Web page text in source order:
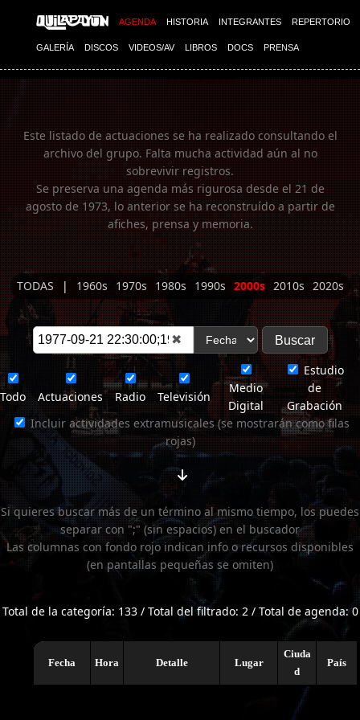
AGENDA HISTORIA INTEGRANTES REPERTORIO
GALERÍA DISCOS VIDEOS/AV LIBROS DOCS PRENSA
Imagen 01
Este listado de actuaciones se ha realizado consultando el
archivo del grupo. Falta mucha actividad aún al no
sobrevivir registros.
Se preserva una agenda más rigurosa desde el 21 de
agosto de 1973, lo anterior se ha reconstruído a partir de
afiches, prensa y memoria.
TODAS | 1960s 1970s 1980s 1990s 2000s 2010s 2020s
✖
Todo Actuaciones Radio Televisión
Medio
Digital
Estudio
de
Grabación
Incluir actividades extramusicales (se mostrarán como filas
rojas)
Si quieres buscar más de un término al mismo tiempo, los puedes
separar con ";" (sin espacios) en el buscador
Las columnas con fondo rojo indican info o recursos disponibles
(en pantallas pequeñas se omiten)
Total de la categoría: 133 / Total del filtrado: 2 / Total de agenda: 0
Fecha Hora Detalle Lugar
Ciuda
d
País